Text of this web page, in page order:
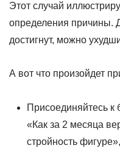
Этот случай
определения причины.
достигнут, можно
А вот что произойдет
Присоединяйтесь к
«Как за 2 месяца
стройность